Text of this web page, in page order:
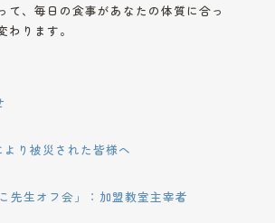
て、毎日の食事があなたの体質に合っ
ります。
り被災された皆様へ
先生オフ会」：加盟教室主宰者